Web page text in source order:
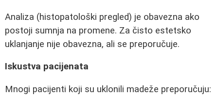
Analiza (histopatološki pregled) je obavezna ako
postoji sumnja na promene. Za čisto estetsko
uklanjanje nije obavezna, ali se preporučuje.
Iskustva pacijenata
Mnogi pacijenti koji su uklonili madeže preporučuju: